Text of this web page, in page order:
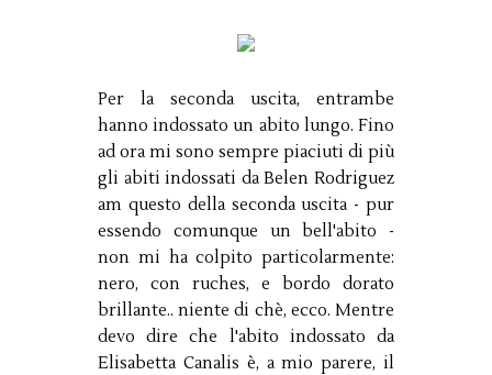
Per la seconda uscita, entrambe
hanno indossato un abito lungo. Fino
ad ora mi sono sempre piaciuti di più
gli abiti indossati da Belen Rodriguez
am questo della seconda uscita - pur
essendo comunque un bell'abito -
non mi ha colpito particolarmente:
nero, con ruches, e bordo dorato
brillante.. niente di chè, ecco. Mentre
devo dire che l'abito indossato da
Elisabetta Canalis è, a mio parere, il